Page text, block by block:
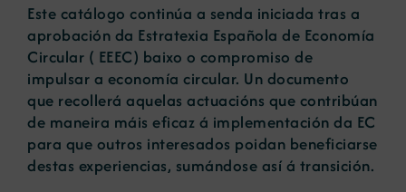
Este catálogo continúa a senda iniciada tras a
aprobación da Estratexia Española de Economía
Circular ( EEEC) baixo o compromiso de
impulsar a economía circular. Un documento
que recollerá aquelas actuacións que contribúan
de maneira máis eficaz á implementación da EC
para que outros interesados poidan beneficiarse
destas experiencias, sumándose así á transición.